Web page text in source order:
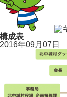
構成表
2016年09月07日